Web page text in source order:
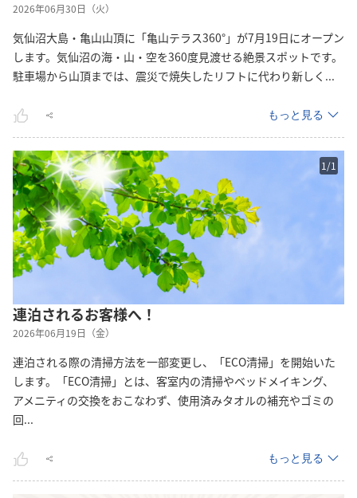
2026年06月30日（火）
気仙沼大島・亀山山頂に「亀山テラス360°」が7月19日にオープン
します。気仙沼の海・山・空を360度見渡せる絶景スポットです。
駐車場から山頂までは、震災で焼失したリフトに代わり新し く ...
もっと見る
1 /1
連泊されるお客様へ！
2026年06月19日（金）
連泊される際の清掃方法を一部変更し、「ECO清掃」を開始いた
します。「ECO清掃」とは、客室内の清掃やベッドメイキング、
アメニティの交換をおこなわず、使用済みタオルの補充やゴミの
回...
もっと見る